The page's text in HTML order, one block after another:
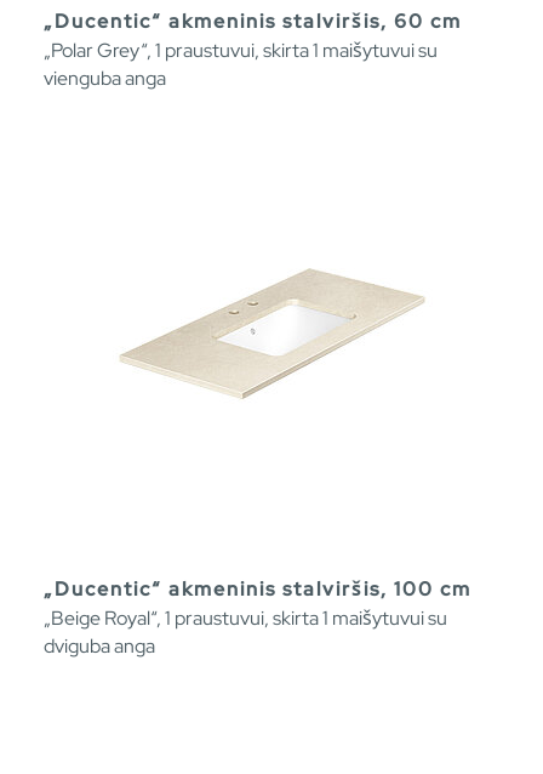
„Ducentic“ akmeninis stalviršis, 60 cm
„Polar Grey“, 1 praustuvui, skirta 1 maišytuvui su
vienguba anga
„Ducentic“ akmeninis stalviršis, 100 cm
„Beige Royal“, 1 praustuvui, skirta 1 maišytuvui su
dviguba anga